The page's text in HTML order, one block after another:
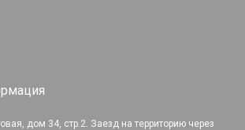
дом 34, стр.2. Заезд на территорию через